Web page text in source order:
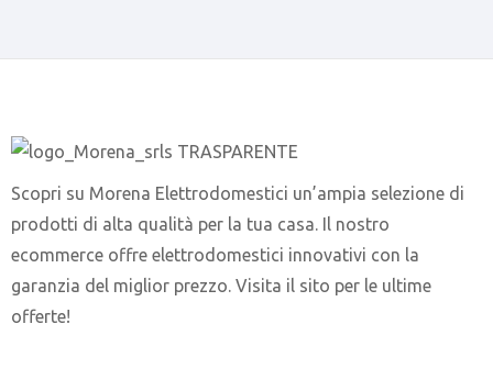
Scopri su Morena Elettrodomestici un’ampia selezione di
prodotti di alta qualità per la tua casa. Il nostro
ecommerce offre elettrodomestici innovativi con la
garanzia del miglior prezzo. Visita il sito per le ultime
offerte!